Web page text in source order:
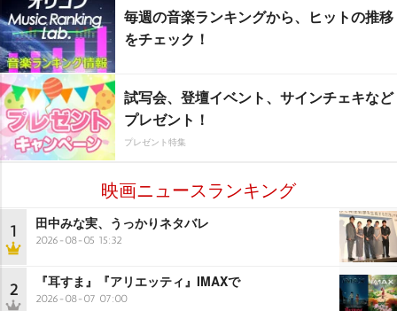
毎週の音楽ランキングから、ヒットの推移
をチェック！
試写会、登壇イベント、サインチェキなど
プレゼント！
プレゼント特集
映画ニュースランキング
1 田中みな実、うっかりネタバレ
2026-08-05 15:32
2 『耳すま』『アリエッティ』IMAXで
2026-08-07 07:00